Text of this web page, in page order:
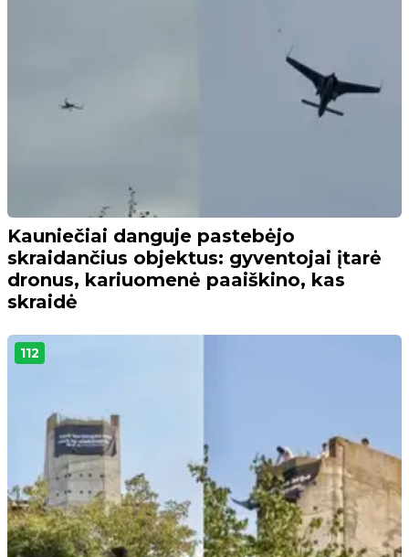
Kauniečiai danguje pastebėjo
skraidančius objektus: gyventojai įtarė
dronus, kariuomenė paaiškino, kas
skraidė
112